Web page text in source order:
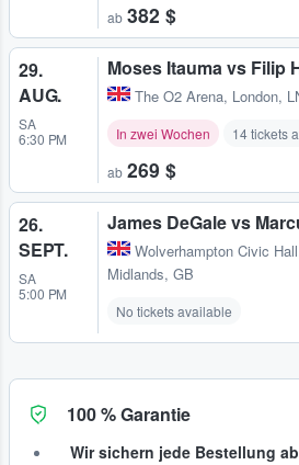
ab 382 $
29.
AUG.
SA
6:30 PM
Moses Itauma vs Filip
The O2 Arena, London,
In zwei Wochen 14 tickets
ab 269 $
26.
SEPT.
SA
5:00 PM
James DeGale vs
Wolverhampton Civic Hall
Midlands, GB
No tickets available
100 % Garantie
Wir sichern jede Bestellung ab